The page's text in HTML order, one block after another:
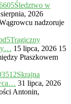
Śledztwo w
2026
nadzoruje
Tragiczny
15 lipca, 2026 15
Ptaszkowem
Skrajna
31 lipca, 2026
Antonin,